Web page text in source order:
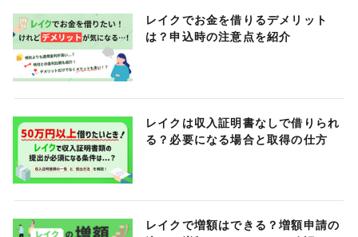
レイクでお金を借りるデメリット
は？申込時の注意点を紹介
レイクは収入証明書なしで借りられ
る？必要になる場合と取得の仕方
レイクで増額はできる？増額申請の